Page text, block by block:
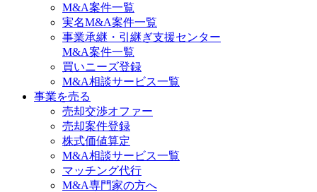
M&A案件一覧
実名M&A案件一覧
事業承継・引継ぎ支援センター
M&A案件一覧
買いニーズ登録
M&A相談サービス一覧
事業を売る
売却交渉オファー
売却案件登録
株式価値算定
M&A相談サービス一覧
マッチング代行
M&A専門家の方へ